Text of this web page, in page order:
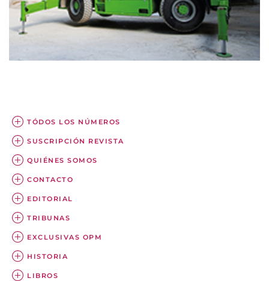
TÓDOS LOS NÚMEROS
SUSCRIPCIÓN REVISTA
QUIÉNES SOMOS
CONTACTO
EDITORIAL
TRIBUNAS
EXCLUSIVAS OPM
HISTORIA
LIBROS